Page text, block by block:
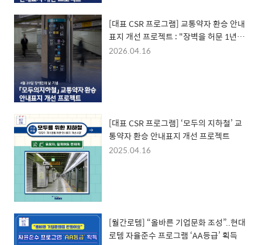
[대표 CSR 프로그램] 교통약자 환승 안내
표지 개선 프로젝트 : "장벽을 허문 1년의
기록과 새로운 시작"
2026.04.16
[대표 CSR 프로그램] ‘모두의 지하철’ 교
통약자 환승 안내표지 개선 프로젝트
2025.04.16
[월간로템] “올바른 기업문화 조성”..현대
로템 자율준수 프로그램 ‘AA등급’ 획득